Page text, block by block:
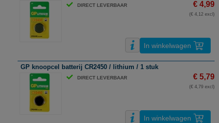
DIRECT LEVERBAAR € 4,99
(€ 4,12 excl)
In winkelwagen
GP knoopcel batterij CR2450 / lithium / 1 stuk
DIRECT LEVERBAAR € 5,79
(€ 4,79 excl)
In winkelwagen